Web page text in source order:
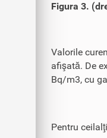
Figura 3.
Valorile
afişată. De
Bq/m3, cu
Pentru